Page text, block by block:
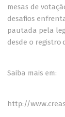
mesas de
desafios
pautada pela
desde o registro
Saiba mais em:
http://